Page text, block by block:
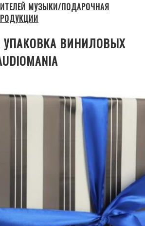
МУЗЫКИ/ПОДАРОЧНАЯ
ВИНИЛОВЫХ